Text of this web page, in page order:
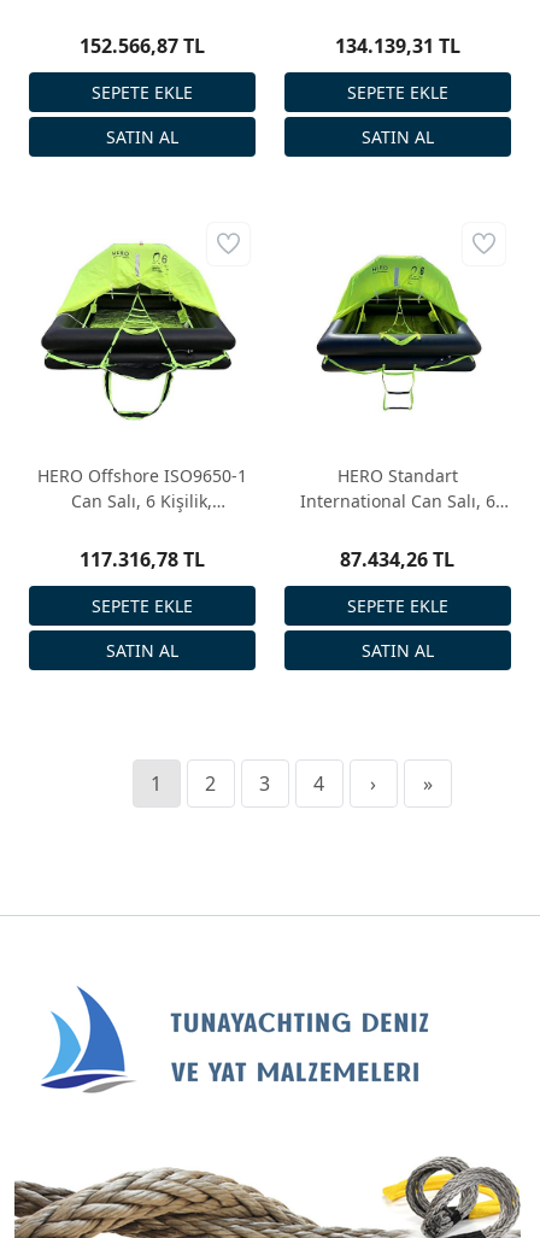
Konteyner
152.566,87 TL
Konteyner
134.139,31 TL
HERO Offshore ISO9650-1
Can Salı, 6 Kişilik,
117.316,78 TL
HERO Standart
International Can Salı, 6
87.434,26 TL
1 2 3 4 › »